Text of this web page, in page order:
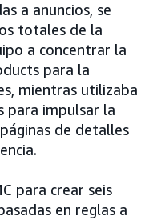
a anuncios, se
totales de la
a concentrar la
para la
mientras utilizaba
para impulsar la
de detalles
para crear seis
en reglas a